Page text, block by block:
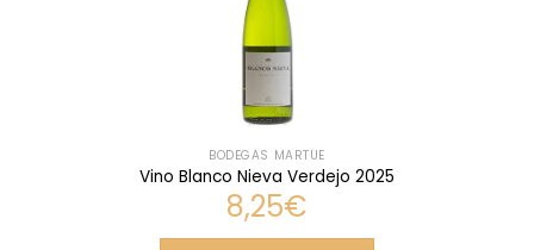
BODEGAS MARTÚE
Vino Blanco Nieva Verdejo 2025
8,25€